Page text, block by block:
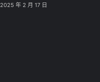
2025 年 2 月 17 日